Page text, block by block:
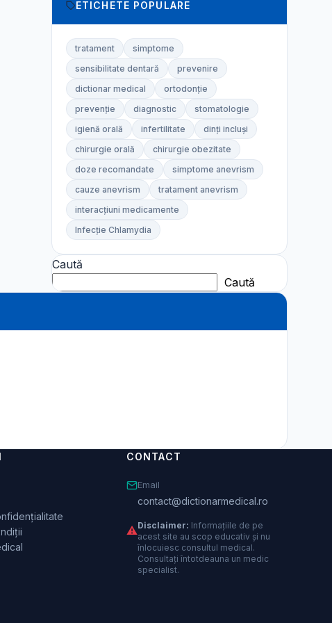
ETICHETE POPULARE
tratament
simptome
sensibilitate dentară
prevenire
dictionar medical
ortodonție
prevenție
diagnostic
stomatologie
igienă orală
infertilitate
dinți incluși
chirurgie orală
chirurgie obezitate
doze recomandate
simptome anevrism
cauze anevrism
tratament anevrism
interacțiuni medicamente
Infecție Chlamydia
Caută
Caută
CONTACT
Email
contact@dictionarmedical.ro
⚠️Disclaimer: Informațiile de pe
acest site au scop educativ și nu
înlocuiesc consultul medical.
Consultați întotdeauna un medic
specialist.